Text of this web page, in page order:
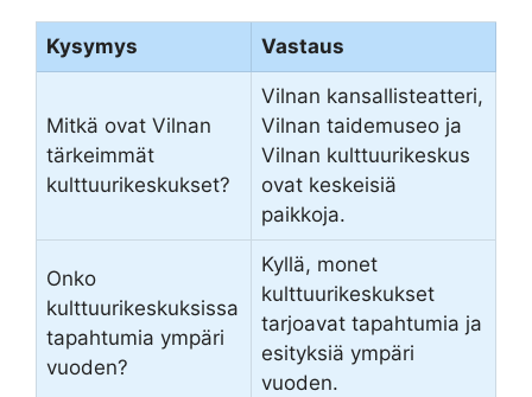
Kysymys Vastaus
Mitkä ovat Vilnan
tärkeimmät
kulttuurikeskukset?
Vilnan kansallisteatteri,
Vilnan taidemuseo ja
Vilnan kulttuurikeskus
ovat keskeisiä
paikkoja.
Onko
kulttuurikeskuksissa
tapahtumia ympäri
vuoden?
Kyllä, monet
kulttuurikeskukset
tarjoavat tapahtumia ja
esityksiä ympäri
vuoden.